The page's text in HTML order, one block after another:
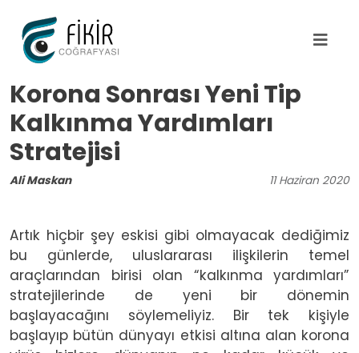
Korona Sonrası Yeni Tip
Kalkınma Yardımları
Stratejisi
Ali Maskan 11 Haziran 2020
Artık hiçbir şey eskisi gibi olmayacak dediğimiz
bu günlerde, uluslararası ilişkilerin temel
araçlarından birisi olan “kalkınma yardımları”
stratejilerinde de yeni bir dönemin
başlayacağını söylemeliyiz. Bir tek kişiyle
başlayıp bütün dünyayı etkisi altına alan korona